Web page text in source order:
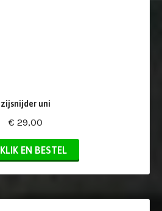
zijsnijder uni
€ 29,00
KLIK EN BESTEL